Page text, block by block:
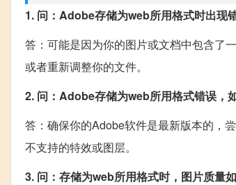
1. 问：Adobe存储为web所用格式时出现
答：可能是因为你的图片或文档中包含了
或者重新调整你的文件。
2. 问：Adobe存储为web所用格式错误，
答：确保你的Adobe软件是最新版本的，
不支持的特效或图层。
3. 问：存储为web所用格式时，图片质量